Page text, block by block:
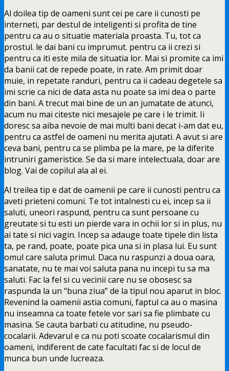
Al doilea tip de oameni sunt cei pe care ii cunosti pe
interneti, par destul de inteligenti si profita de tine
pentru ca au o situatie materiala proasta. Tu, tot ca
prostul. le dai bani cu imprumut. pentru ca ii crezi si
pentru ca iti este mila de situatia lor. Mai si promite ca imi
da banii cat de repede poate, in rate. Am primit doar
muie, in repetate randuri, pentru ca ii cadeau degetele sa
imi scrie ca nici de data asta nu poate sa imi dea o parte
din bani. A trecut mai bine de un an jumatate de atunci,
acum nu mai citeste nici mesajele pe care i le trimit. Ii
doresc sa aiba nevoie de mai multi bani decat i-am dat eu,
pentru ca astfel de oameni nu merita ajutati. A avut si are
ceva bani, pentru ca se plimba pe la mare, pe la diferite
intruniri gameristice. Se da si mare intelectuala, doar are
blog. Vai de copilul ala al ei.
Al treilea tip e dat de oamenii pe care ii cunosti pentru ca
aveti prieteni comuni. Te tot intalnesti cu ei, incep sa ii
saluti, uneori raspund, pentru ca sunt persoane cu
greutate si tu esti un pierde vara in ochii lor si in plus, nu
ai tate si nici vagin. Incep sa adauge toate tipele din lista
ta, pe rand, poate, poate pica una si in plasa lui. Eu sunt
omul care saluta primul. Daca nu raspunzi a doua oara,
sanatate, nu te mai voi saluta pana nu incepi tu sa ma
saluti. Fac la fel si cu vecinii care nu se obosesc sa
raspunda la un “buna ziua” de la tipul nou aparut in bloc.
Revenind la oamenii astia comuni, faptul ca au o masina
nu inseamna ca toate fetele vor sari sa fie plimbate cu
masina. Se cauta barbati cu atitudine, nu pseudo-
cocalarii. Adevarul e ca nu poti scoate cocalarismul din
oameni, indiferent de cate facultati fac si de locul de
munca bun unde lucreaza.